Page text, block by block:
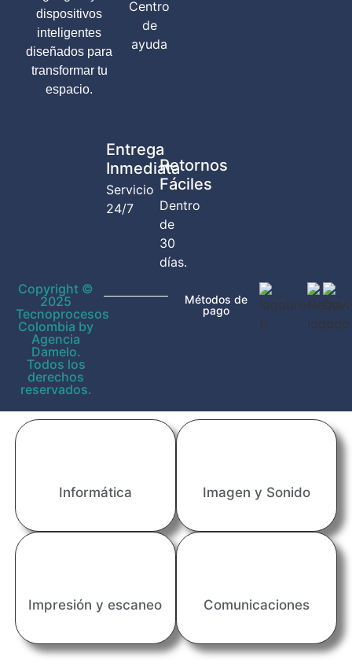
dispositivos
inteligentes
diseñados para
transformar tu
espacio.
Entrega
Inmediata
Servicio
24/7
Retornos
Fáciles
Dentro
de
30
días.
Centro
de
ayuda
Copyright ©
2025
Tecnoprocesos
Colombia by
Agencia
Damelo.
Todos los
derechos
reservados.
Métodos de
pago
Informática Imagen y Sonido
Impresión y escaneo Comunicaciones